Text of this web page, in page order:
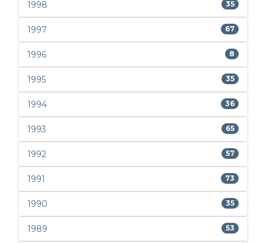
1998 35
1997 67
1996 8
1995 35
1994 36
1993 65
1992 57
1991 73
1990 35
1989 53